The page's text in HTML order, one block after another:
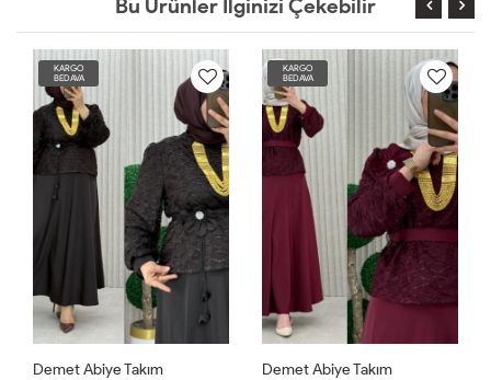
Bu Ürünler İlginizi Çekebilir
KARGO
BEDAVA
Demet Abiye Takım
KARGO
BEDAVA
Demet Abiye Takım